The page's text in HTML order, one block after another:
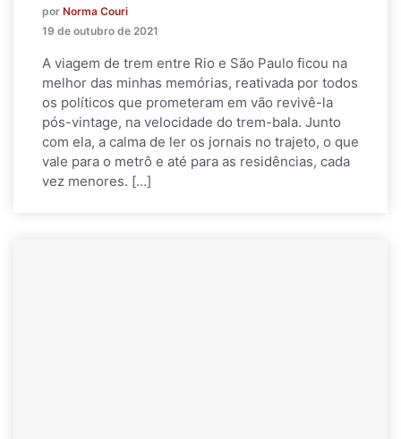
por Norma Couri
19 de outubro de 2021
A viagem de trem entre Rio e São Paulo ficou na
melhor das minhas memórias, reativada por todos
os políticos que prometeram em vão revivê-la
pós-vintage, na velocidade do trem-bala. Junto
com ela, a calma de ler os jornais no trajeto, o que
vale para o metrô e até para as residências, cada
vez menores. […]